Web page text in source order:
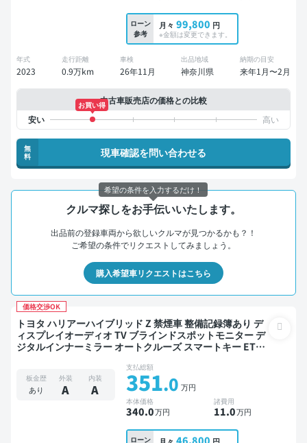
ローン
参考
月々 99,800 円
※金額は変更できます。
年式
2023
走行距離
0.9万km
車検
26年11月
出品地域
神奈川県
納期の目安
来年1月〜2月
中古車販売店の価格との比較
お買い得
無
料
現車確認を問い合わせる
クルマ探しをお手伝いいたします。
出品前の登録車両から欲しいクルマが見つかるかも？！
ご希望の条件でリクエストしてみましょう。
購入希望車リクエストはこちら
価格交渉OK
トヨタ ハリアーハイブリッド Z 禁煙車 整備記録簿あり デ
ィスプレイオーディオ TV ブラインドスポットモニター デ
ジタルインナーミラー オートクルーズ スマートキー ETC
板金歴
あり
外装
A
内装
A
支払総額
351.0 万円
本体価格
340.0万円
諸費用
11.0万円
ローン 46,800
希望の条件を入力するだけ！